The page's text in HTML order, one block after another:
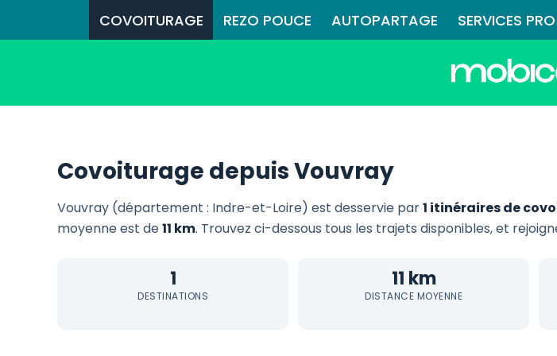
COVOITURAGE REZO POUCE AUTOPARTAGE SERVICES PRO
Covoiturage depuis Vouvray
Vouvray (département : Indre-et-Loire) est desservie par1 itinéraires de
moyenne est de11 km. Trouvez ci-dessous tous les trajets disponibles, et
1
DESTINATIONS
11 km
DISTANCE MOYENNE